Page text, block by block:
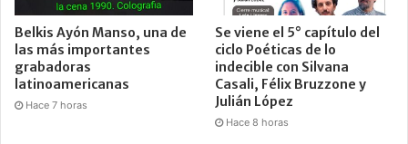
Belkis Ayón Manso, una de
las más importantes
grabadoras
latinoamericanas
Hace 7 horas
Se viene el 5° capítulo del
ciclo Poéticas de lo
indecible con Silvana
Casali, Félix Bruzzone y
Julián López
Hace 8 horas